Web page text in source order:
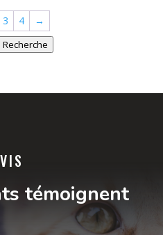
3 4
→
Recherche
témoignent